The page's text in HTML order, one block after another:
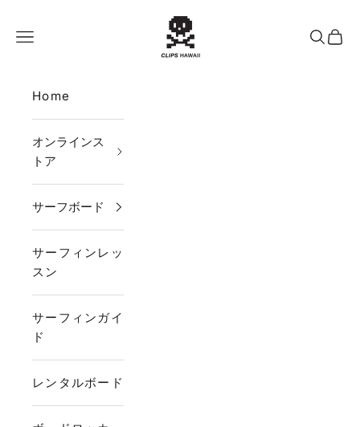
CLIPS HAWAII
メニュー
検索カー
Home
オンラインス
トア
サーフボード
サーフィンレッ
スン
サーフィンガイ
ド
レンタルボード